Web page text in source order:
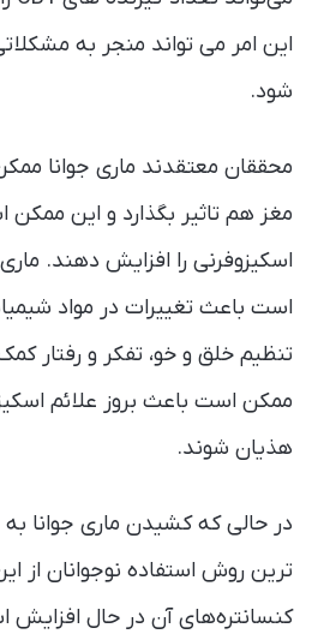
این امر می تواند منجر به
شود.
محققان معتقدند ماری جوانا
مغز هم تاثیر بگذارد و این ممکن
اسکیزوفرنی را افزایش دهند.
است باعث تغییرات در مواد
تنظیم خلق و خو، تفکر و رفتار
ممکن است باعث بروز علائم
هذیان شوند.
در حالی که کشیدن ماری جوانا
ترین روش استفاده نوجوانان از
کنسانتره‌های آن در حال